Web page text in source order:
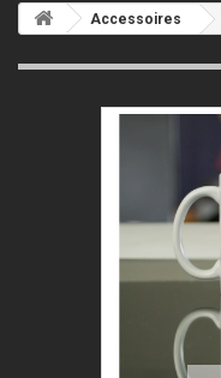
Accessoires